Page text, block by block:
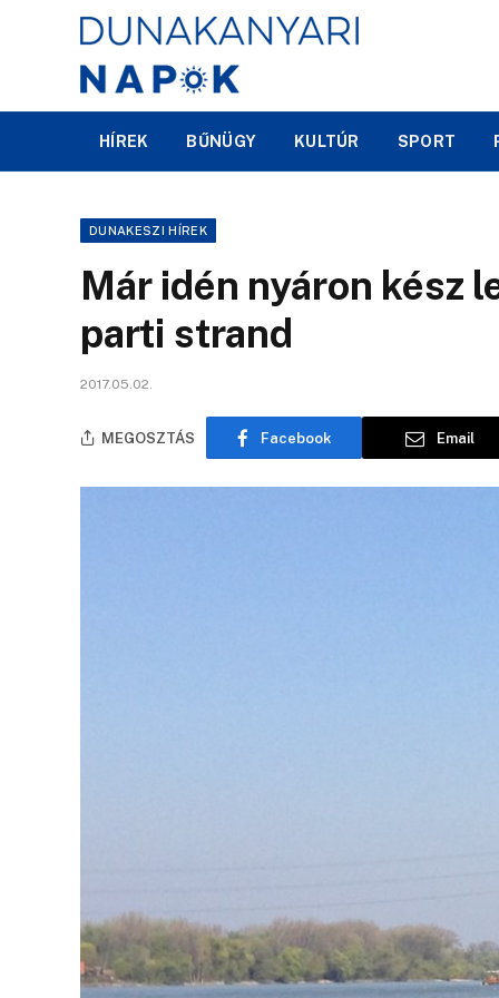
HÍREK BŰNÜGY KULTÚR SPORT
DUNAKESZI HÍREK
Már idén nyáron kész
parti strand
2017.05.02.
MEGOSZTÁS Facebook Email